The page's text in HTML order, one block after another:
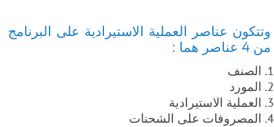
وتتكون عناصر العملية الاستيرادية على البرنامج
من 4 عناصر هما :
الصنف
المورد
العملية الاستيرادية
المصروفات على الشحنات